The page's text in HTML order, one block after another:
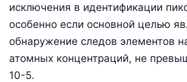
исключения в идентификации
особенно если основной целью
обнаружение следов элементов
атомных концентраций, не
10-5.